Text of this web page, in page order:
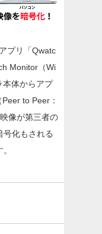
プリ「Qwatc
Monitor（Wi
本体からアプ
to Peer：
像が第三者の
号化もされる